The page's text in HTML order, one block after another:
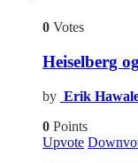
0 Votes
Heiselberg
by Erik
0 Points
Upvote